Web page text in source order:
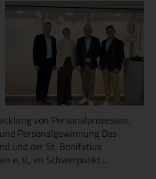
von Personalprozessen,
Personalgewinnung Das
und der St. Bonifatius
e. V., im Schwerpunkt...